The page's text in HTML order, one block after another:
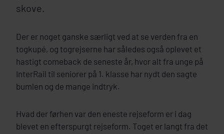
skove.
Der er noget ganske særligt ved at se verden fra en
togkupé, og togrejserne har således også oplevet et
hastigt comeback de seneste år, hvor alt fra unge på
InterRail til seniorer på 1. klasse har nydt den sagte
bumlen og de mange indtryk.
Hvad der førhen var den eneste rejseform er i dag
blevet en efterspurgt rejseform. Toget er langt fra det